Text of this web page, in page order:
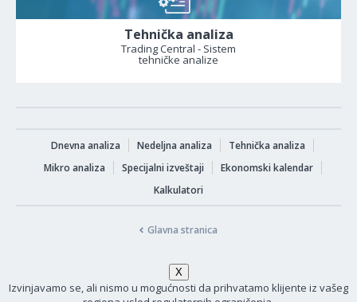
Tehnička analiza
Trading Central - Sistem
tehničke analize
Dnevna analiza Nedeljna analiza
Tehnička analiza
Mikro analiza
Specijalni izveštaji
Ekonomski kalendar
Kalkulatori
Glavna stranica
Izvinjavamo se, ali nismo u mogućnosti da prihvatamo klijente iz vašeg